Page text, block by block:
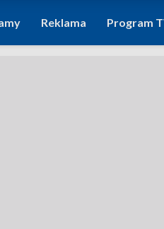
Reklama Program